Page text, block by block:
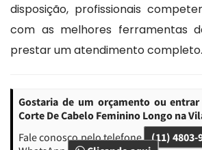
disposição, profissionais
com as melhores ferramentas
prestar um atendimento completo.
Gostaria de um orçamento ou
Corte De Cabelo Feminino Longo na
Fale conosco pelo telefone (11) 4803-